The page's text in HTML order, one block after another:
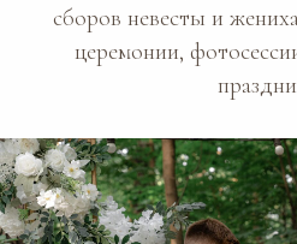
сборов невесты и
церемонии,